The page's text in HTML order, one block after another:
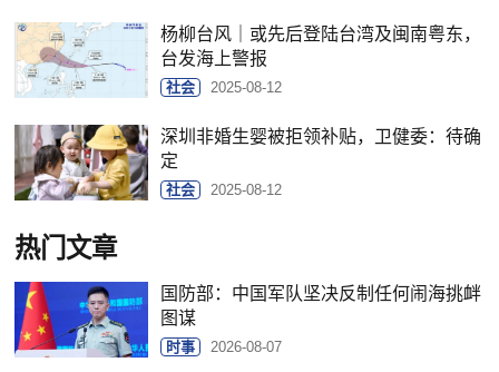
杨柳台风｜或先后登陆台湾及闽南粤东，
台发海上警报
社会 2025-08-12
深圳非婚生婴被拒领补贴，卫健委：待确
定
社会 2025-08-12
热门文章
国防部：中国军队坚决反制任何闹海挑衅
图谋
时事 2026-08-07